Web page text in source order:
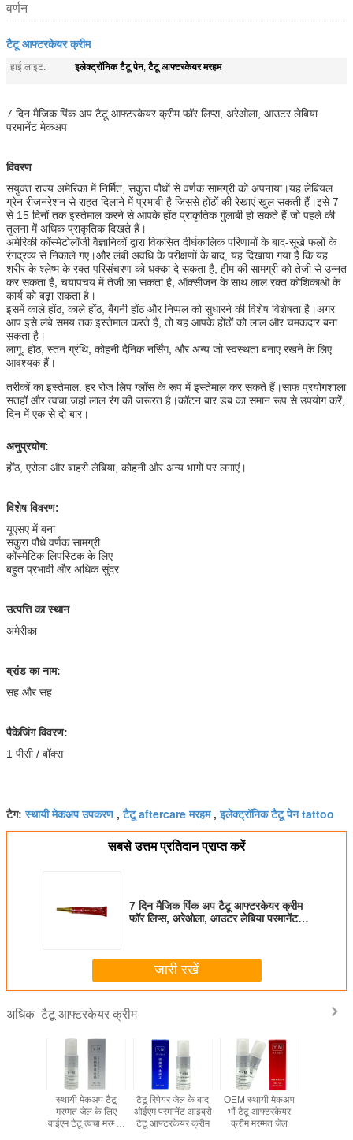
वर्णन
टैटू आफ्टरकेयर क्रीम
हाई लाइट: इलेक्ट्रॉनिक टैटू पेन,टैटू आफ्टरकेयर मरहम
7 दिन मैजिक पिंक अप टैटू आफ्टरकेयर क्रीम फॉर लिप्स, अरेओला, आउटर लेबिया
परमानेंट मेकअप
विवरण
संयुक्त राज्य अमेरिका में निर्मित, सकुरा पौधों से वर्णक सामग्री को अपनाया।यह लेबियल
ग्रेन रीजनरेशन से राहत दिलाने में प्रभावी है जिससे होंठों की रेखाएं खुल सकती हैं।इसे 7
से 15 दिनों तक इस्तेमाल करने से आपके होंठ प्राकृतिक गुलाबी हो सकते हैं जो पहले की
तुलना में अधिक प्राकृतिक दिखते हैं।
अमेरिकी कॉस्मेटोलॉजी वैज्ञानिकों द्वारा विकसित दीर्घकालिक परिणामों के बाद-सूखे फलों के
रंगद्रव्य से निकाले गए।और लंबी अवधि के परीक्षणों के बाद, यह दिखाया गया है कि यह
शरीर के श्लेष्म के रक्त परिसंचरण को धक्का दे सकता है, हीम की सामग्री को तेजी से उन्नत
कर सकता है, चयापचय में तेजी ला सकता है, ऑक्सीजन के साथ लाल रक्त कोशिकाओं के
कार्य को बढ़ा सकता है।
इसमें काले होंठ, काले होंठ, बैंगनी होंठ और निप्पल को सुधारने की विशेष विशेषता है।अगर
आप इसे लंबे समय तक इस्तेमाल करते हैं, तो यह आपके होंठों को लाल और चमकदार बना
सकता है।
लागू: होंठ, स्तन ग्रंथि, कोहनी दैनिक नर्सिंग, और अन्य जो स्वस्थता बनाए रखने के लिए
आवश्यक हैं।
तरीकों का इस्तेमाल: हर रोज लिप ग्लॉस के रूप में इस्तेमाल कर सकते हैं।साफ प्रयोगशाला
सतहों और त्वचा जहां लाल रंग की जरूरत है।कॉटन बार डब का समान रूप से उपयोग करें,
दिन में एक से दो बार।
अनुप्रयोग:
होंठ, एरोला और बाहरी लेबिया, कोहनी और अन्य भागों पर लगाएं।
विशेष विवरण:
यूएसए में बना
सकुरा पौधे वर्णक सामग्री
कॉस्मेटिक लिपस्टिक के लिए
बहुत प्रभावी और अधिक सुंदर
उत्पत्ति का स्थान
अमेरीका
ब्रांड का नाम:
सह और सह
पैकेजिंग विवरण:
1 पीसी / बॉक्स
टैग:स्थायी मेकअप उपकरण,टैटू aftercare मरहम,इलेक्ट्रॉनिक टैटू पेन tattoo
सबसे उत्तम प्रतिदान प्राप्त करें
7 दिन मैजिक पिंक अप टैटू आफ्टरकेयर क्रीम
फॉर लिप्स, अरेओला, आउटर लेबिया परमानेंट
जारी रखें
अधिक टैटू आफ्टरकेयर क्रीम
स्थायी मेकअप टैटू
मरम्मत जेल के लिए
वाईएम टैटू त्वचा मरम्मत
टैटू रिपेयर जेल के बाद
ओईएम परमानेंट आइब्रो
टैटू आफ्टरकेयर क्रीम
OEM स्थायी मेकअप
भौं टैटू आफ्टरकेयर
क्रीम मरम्मत जेल